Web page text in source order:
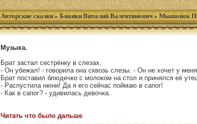
Авторские сказки » Бианки Виталий Валентинович » Мышонок
Музыка.
Брат застал сестрёнку в слезах.
- Он убежал! - говорила она сквозь слезы. - Он не хочет у
Брат поставил блюдечко с молоком на стол и принялся её
- Распустила нюни! Да я его сейчас поймаю в сапог!
- Как в сапог? - удивилась девочка.
Читать что было дальше